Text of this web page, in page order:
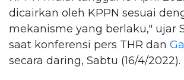
dicairkan oleh KPPN sesuai
mekanisme yang berlaku," ujar
saat konferensi pers THR dan
secara daring, Sabtu (16/4/2022).